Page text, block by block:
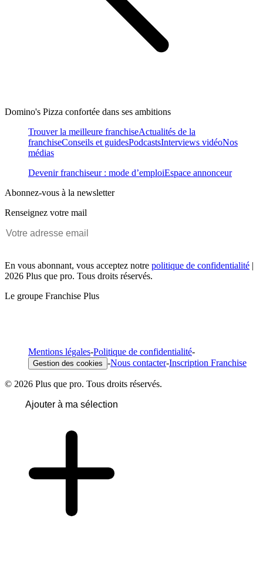
Domino's Pizza confortée dans ses ambitions
Trouver la meilleure franchiseActualités de la
franchiseConseils et guidesPodcastsInterviews vidéoNos
médias
Devenir franchiseur : mode d’emploiEspace annonceur
Abonnez-vous à la newsletter
Renseignez votre mail
En vous abonnant, vous acceptez notre politique de confidentialité |
2026 Plus que pro. Tous droits réservés.
Le groupe Franchise Plus
Mentions légales-Politique de confidentialité-
Gestion des cookies -Nous contacter-Inscription Franchise
© 2026 Plus que pro. Tous droits réservés.
Ajouter à ma sélection